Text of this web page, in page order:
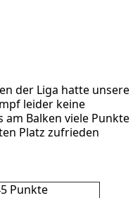
der Liga hatte unsere
leider keine
am Balken viele Punkte
Platz zufrieden
Punkte